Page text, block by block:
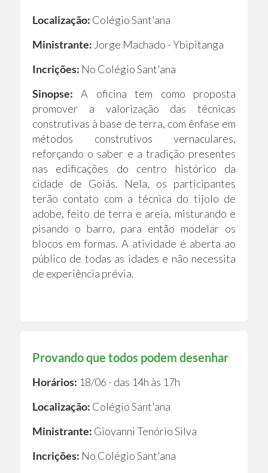
Localização: Colégio Sant'ana
Ministrante: Jorge Machado - Ybipitanga
Incrições: No Colégio Sant'ana
Sinopse: A oficina tem como proposta
promover a valorização das técnicas
construtivas à base de terra, com ênfase em
métodos construtivos vernaculares,
reforçando o saber e a tradição presentes
nas edificações do centro histórico da
cidade de Goiás. Nela, os participantes
terão contato com a técnica do tijolo de
adobe, feito de terra e areia, misturando e
pisando o barro, para então modelar os
blocos em formas. A atividade é aberta ao
público de todas as idades e não necessita
de experiência prévia.
Provando que todos podem desenhar
Horários: 18/06 - das 14h às 17h
Localização: Colégio Sant'ana
Ministrante: Giovanni Tenório Silva
Incrições: No Colégio Sant'ana